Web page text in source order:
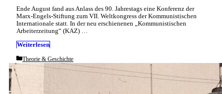
Ende August fand aus Anlass des 90. Jahrestags eine Konferenz der
Marx-Engels-Stiftung zum VII. Weltkongress der Kommunistischen
Internationale statt. In der neu erschienenen „Kommunistischen
Arbeiterzeitung“ (KAZ) …
Weiterlesen
Categories
Theorie & Geschichte